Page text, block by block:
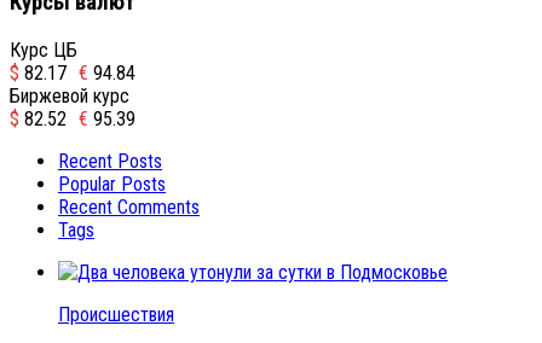
Курс ЦБ
$ 82.17 € 94.84
Биржевой курс
$ 82.52 € 95.39
Recent Posts
Popular Posts
Recent Comments
Tags
Происшествия